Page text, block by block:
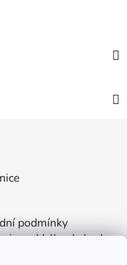
podmínky
Velkoobchod